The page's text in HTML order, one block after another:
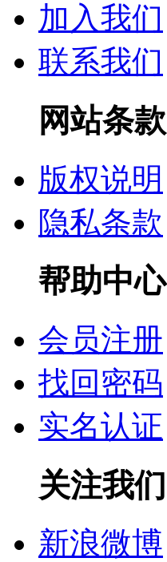
加入我们
联系我们
网站条款
版权说明
隐私条款
帮助中心
会员注册
找回密码
实名认证
关注我们
新浪微博